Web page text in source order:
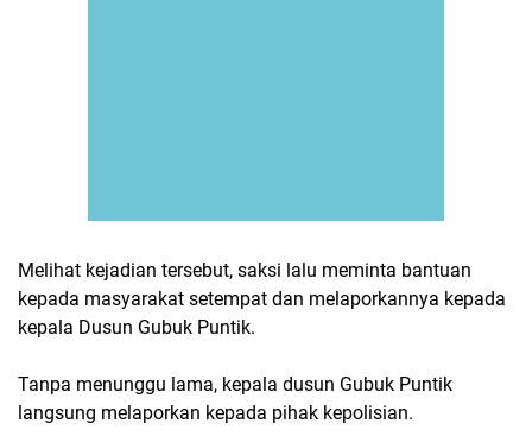
Melihat kejadian tersebut, saksi lalu meminta bantuan
kepada masyarakat setempat dan melaporkannya kepada
kepala Dusun Gubuk Puntik.
Tanpa menunggu lama, kepala dusun Gubuk Puntik
langsung melaporkan kepada pihak kepolisian.